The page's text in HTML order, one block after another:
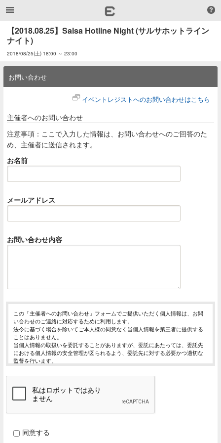
【2018.08.25】Salsa Hotline Night (サルサホットライン
ナイト)
2018/08/25(土) 18:00 ～ 23:00
お問い合わせ
イベントレジストへのお問い合わせはこちら
主催者へのお問い合わせ
注意事項：ここで入力した情報は、お問い合わせへのご回答のた
め、主催者に送信されます。
お名前
メールアドレス
お問い合わせ内容
この「主催者へのお問い合わせ」フォームでご提供いただく個人情報は、お問
い合わせのご連絡に対応するために利用します。
法令に基づく場合を除いてご本人様の同意なく当個人情報を第三者に提供する
ことはありません。
当個人情報の取扱いを委託することがありますが、委託にあたっては、委託先
における個人情報の安全管理が図られるよう、委託先に対する必要かつ適切な
監督を行います。
止・消去および第三者への提供の停止（「開示等」といいます。）を受け付け
開示等の求めは、以下の「個人情報苦情及び相談窓口」で受け付けます。
ご入力頂く情報の提供は任意となっております。ただし、正確な情報をご提供
当ホームページではご利用状況の統計調査のためクッキー等を用いております
個人情報保護管理者
同意する